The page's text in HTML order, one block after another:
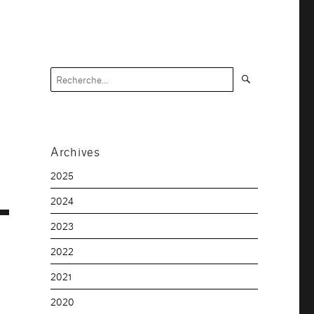
Recherche
pour :
Archives
2025
2024
2023
2022
2021
2020